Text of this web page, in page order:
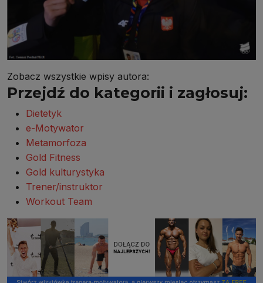
Zobacz wszystkie wpisy autora:
Przejdź do kategorii i zagłosuj:
Dietetyk
e-Motywator
Metamorfoza
Gold Fitness
Gold kulturystyka
Trener/instruktor
Workout Team